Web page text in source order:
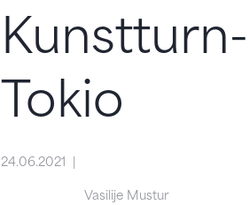
Tokio
24.06.2021
Vasilije Mustur